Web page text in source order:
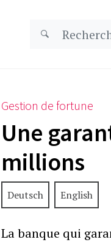
Gestion de fortune
Une
millions
Deutsch English
La banque qui